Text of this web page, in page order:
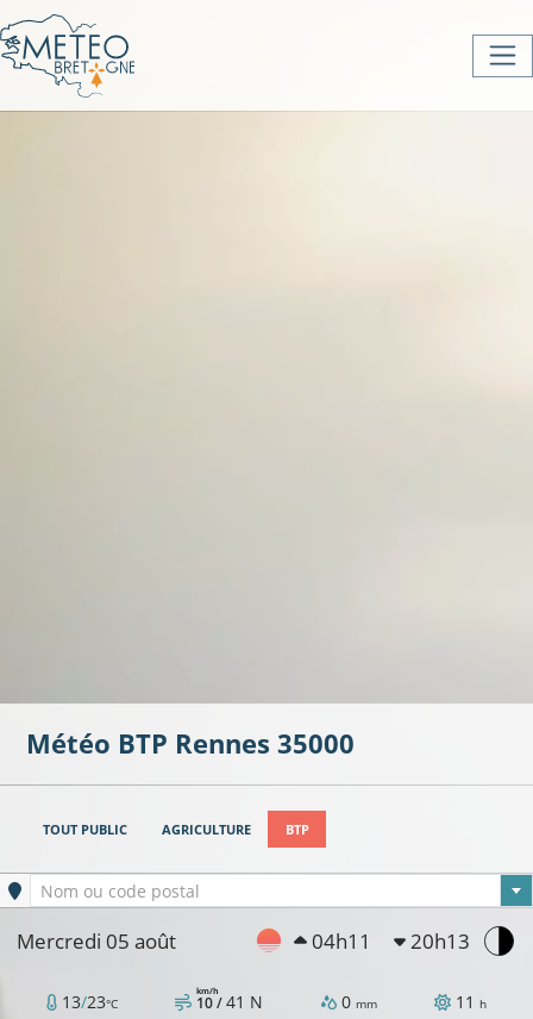
Météo BTP Rennes 35000
TOUT PUBLIC AGRICULTURE BTP
Ville sélectionnée
Nom ou code postal
Mercredi 05 août 04h11 20h13
13/23°C 10 /
km/h 41 N 0 mm 11 h